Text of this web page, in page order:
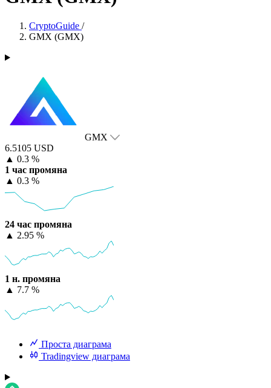
CryptoGuide /
GMX (GMX)
GMX
6.5105 USD
▲ 0.3 %
1 час промяна
▲ 0.3 %
24 час промяна
▲ 2.95 %
1 н. промяна
▲ 7.7 %
Проста диаграма
Tradingview диаграма